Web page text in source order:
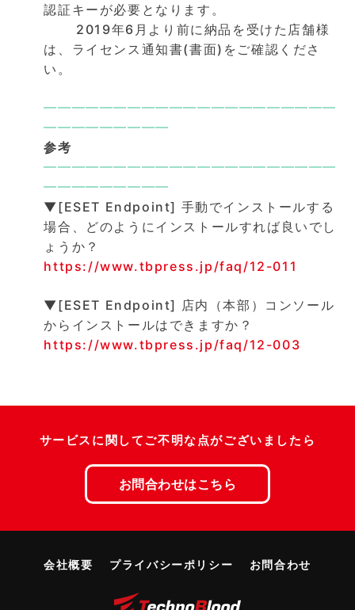
認証キーが必要となります。
2019年6月より前に納品を受けた店舗様
は、ライセンス通知書(書面)をご確認くださ
い。
━━━━━━━━━━━━━━━━━━━━━
━━━━━━━━━
参考
━━━━━━━━━━━━━━━━━━━━━
━━━━━━━━━
▼[ESET Endpoint] 手動でインストールする
場合、どのようにインストールすれば良いでし
ょうか？
https://www.tbpress.jp/faq/12-011
▼[ESET Endpoint] 店内（本部）コンソール
からインストールはできますか？
https://www.tbpress.jp/faq/12-003
サービスに関してご不明な点がございましたら
お問合わせはこちら
会社概要 プライバシーポリシー お問合わせ